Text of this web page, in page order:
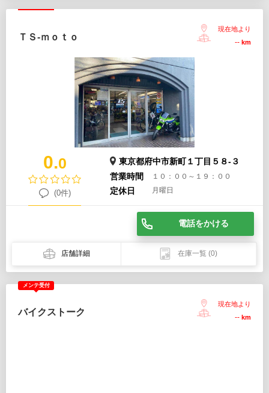
ＴＳ-ｍｏｔｏ
現在地より
-- km
0.0
(0件)
東京都府中市新町１丁目５８-３
営業時間
１０：００～１９：００
定休日 月曜日
電話をかける
店舗詳細 在庫一覧 (0)
メンテ受付
バイクストーク
現在地より
-- km